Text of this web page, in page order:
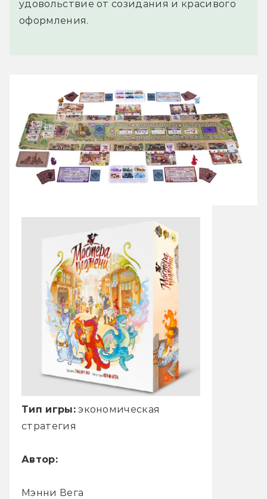
удовольствие от созидания и красивого
оформления.
Тип игры:экономическая
стратегия
Автор:
Мэнни Вега